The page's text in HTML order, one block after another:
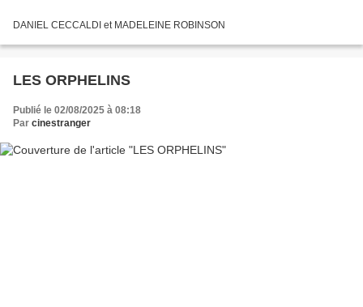
DANIEL CECCALDI et MADELEINE ROBINSON
LES ORPHELINS
Publié le 02/08/2025 à 08:18
Par cinestranger